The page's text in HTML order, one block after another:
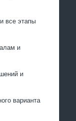
все этапы
и
и
варианта